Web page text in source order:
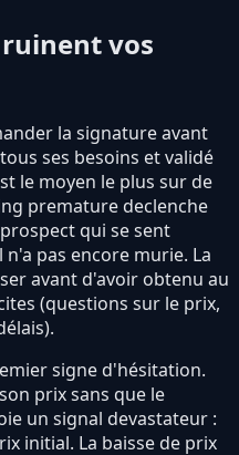
vos
la signature avant
ses besoins et validé
le moyen le plus sur de
premature declenche
qui se sent
pas encore murie. La
avant d'avoir obtenu au
(questions sur le prix,
signe d'hésitation.
prix sans que le
un signal devastateur :
initial. La baisse de prix